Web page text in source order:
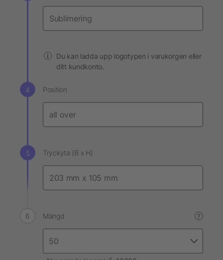
Du kan ladda upp logotypen i varukorgen eller
ditt kundkonto.
Position
Tryckyta (B x H)
Mängd ?